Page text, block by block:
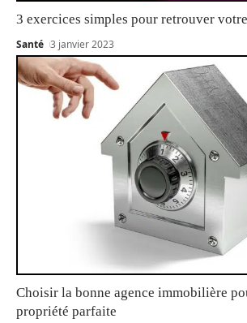
3 exercices simples pour retrouver
Santé 3 janvier 2023
Choisir la bonne agence immobilière
propriété parfaite